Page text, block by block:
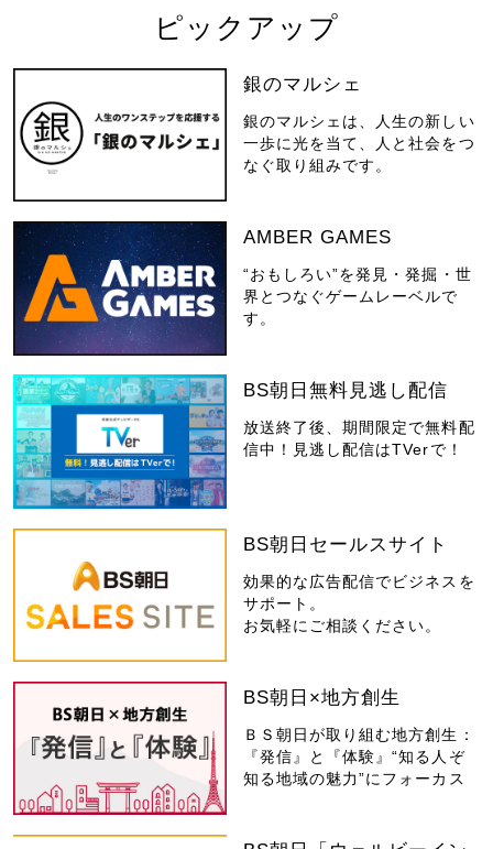
ピックアップ
銀のマルシェ
銀のマルシェは、人生の新しい
一歩に光を当て、人と社会をつ
なぐ取り組みです。
AMBER GAMES
“おもしろい”を発見・発掘・世
界とつなぐゲームレーベルで
す。
BS朝日無料見逃し配信
放送終了後、期間限定で無料配
信中！見逃し配信はTVerで！
BS朝日セールスサイト
効果的な広告配信でビジネスを
サポート。
お気軽にご相談ください。
BS朝日×地方創生
ＢＳ朝日が取り組む地方創生：
『発信』と『体験』“知る人ぞ
知る地域の魅力”にフォーカス